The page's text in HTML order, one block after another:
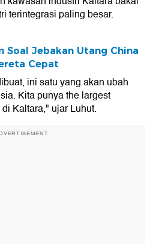
terintegrasi paling besar.
Soal Jebakan Utang China
Cepat
ini satu yang akan ubah
Kita punya the largest
Kaltara," ujar Luhut.